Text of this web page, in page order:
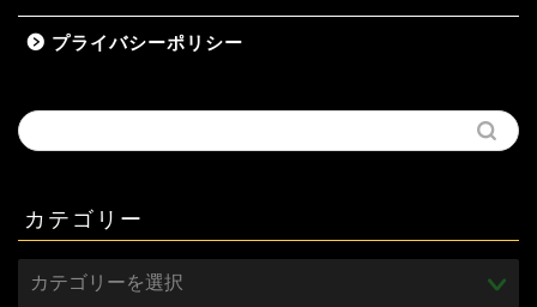
プライバシーポリシー
カテゴリー